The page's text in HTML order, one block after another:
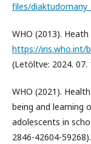
files/
WHO (2013).
https://iris.who.int/
(Letöltve: 2024. 07.
WHO (2021).
being and learning
adolescents in
2846-42604-